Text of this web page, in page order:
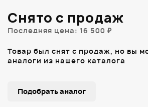
Снято с продаж
Последняя цена: 16 500 ₽
Товар был снят с продаж, но вы
аналоги из нашего каталога
Подобрать аналог